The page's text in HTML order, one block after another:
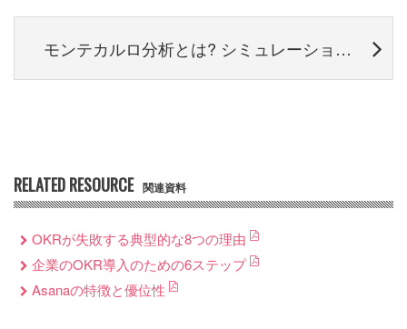
モンテカルロ分析とは? シミュレーションのやり方もわかりやすく解説
RELATED RESOURCE 関連資料
OKRが失敗する典型的な8つの理由
企業のOKR導入のための6ステップ
Asanaの特徴と優位性